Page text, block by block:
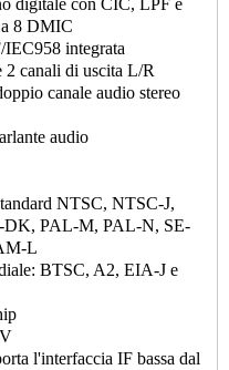
digitale con CIC, LPF e
8 DMIC
IEC958 integrata
2 canali di uscita L/R
canale audio stereo
audio
NTSC, NTSC-J,
PAL-M, PAL-N, SE-
L
BTSC, A2, EIA-J e
l'interfaccia IF bassa dal